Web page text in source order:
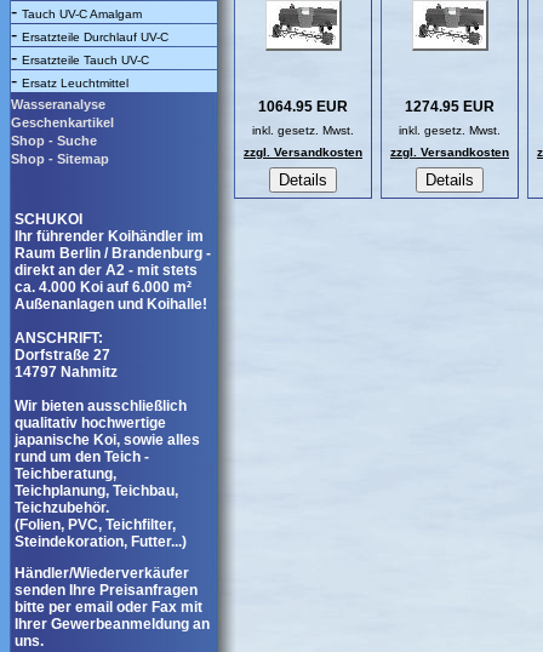
- Tauch UV-C Amalgam
- Ersatzteile Durchlauf UV-C
- Ersatzteile Tauch UV-C
- Ersatz Leuchtmittel
Wasseranalyse
Geschenkartikel
Shop - Suche
Shop - Sitemap
SCHUKOI
Ihr führender Koihändler im
Raum Berlin / Brandenburg -
direkt an der A2 - mit stets
ca. 4.000 Koi auf 6.000 m²
Außenanlagen und Koihalle!
ANSCHRIFT:
Dorfstraße 27
14797 Nahmitz
Wir bieten ausschließlich
qualitativ hochwertige
japanische Koi, sowie alles
rund um den Teich -
Teichberatung,
Teichplanung, Teichbau,
Teichzubehör.
(Folien, PVC, Teichfilter,
Steindekoration, Futter...)
Händler/Wiederverkäufer
senden Ihre Preisanfragen
bitte per email oder Fax mit
Ihrer Gewerbeanmeldung an
uns.
1064.95 EUR
inkl. gesetz. Mwst.
zzgl. Versandkosten
1274.95 EUR
inkl. gesetz. Mwst.
zzgl. Versandkosten